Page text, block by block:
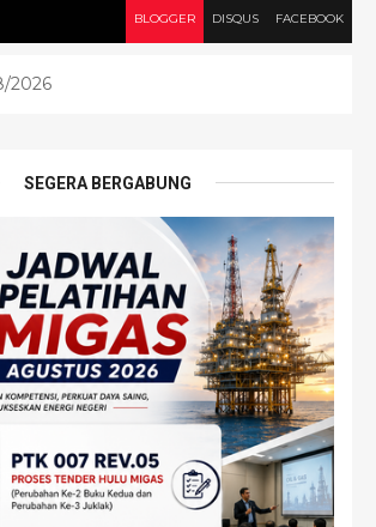
BLOGGER DISQUS FACEBOOK
2026
SEGERA BERGABUNG